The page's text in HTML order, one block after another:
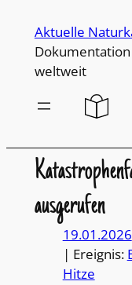
Inhalt
wechseln
Aktuelle
weltweit
ausgerufen
19.01.2026
| Ereignis:
Hitze